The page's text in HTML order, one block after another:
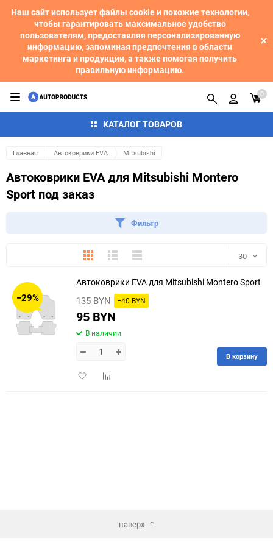
Наш сайт использует файлы cookie и похожие технологии,
чтобы гарантировать максимальное удобство
пользователям, предоставляя персонализированную
информацию, запоминая предпочтения в области
маркетинга и продукции, а также помогая получить
правильную информацию.
КАТАЛОГ ТОВАРОВ
0
Главная Автоковрики EVA Mitsubishi
Автоковрики EVA для Mitsubishi Montero
Sport под заказ
Фильтр
ПлиткаПодробноКомпактно 30
30
150
−29%
Автоковрики EVA для Mitsubishi Montero Sport
135 BYN −40 BYN
95 BYN
В наличии
ДобавитьДобавить
В корзину
наверх